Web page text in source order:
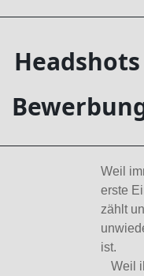
Weil
erste
zählt
ist.
Weil